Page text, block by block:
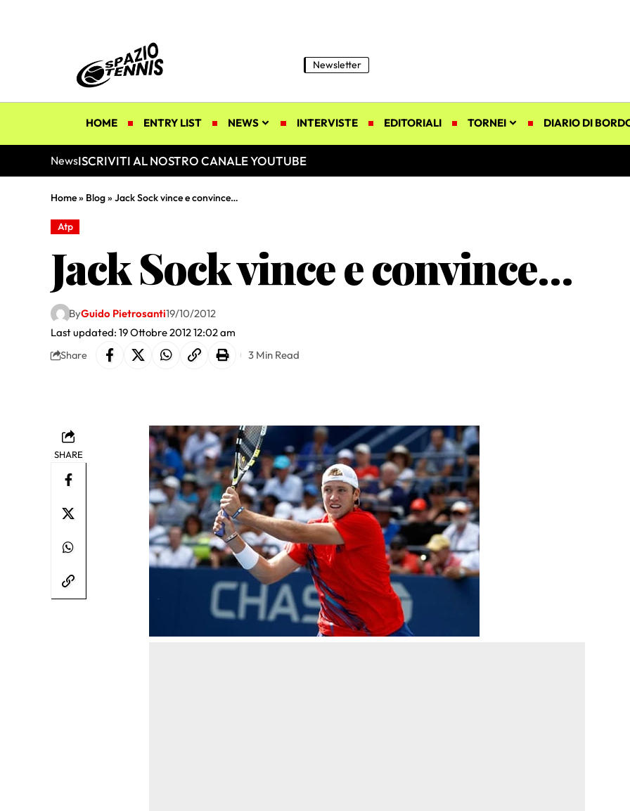
Newsletter
HOME ENTRY LIST NEWS INTERVISTE EDITORIALI TORNEI DIARIO DI
NewsISCRIVITI AL NOSTRO CANALE YOUTUBE
Home» Blog» Jack Sock vince e convince…
Atp
Jack Sock vince e convince…
Last updated: 19 Ottobre 2012 12:02 am
ByGuido Pietrosanti19/10/2012
Share 3 Min Read
SHARE